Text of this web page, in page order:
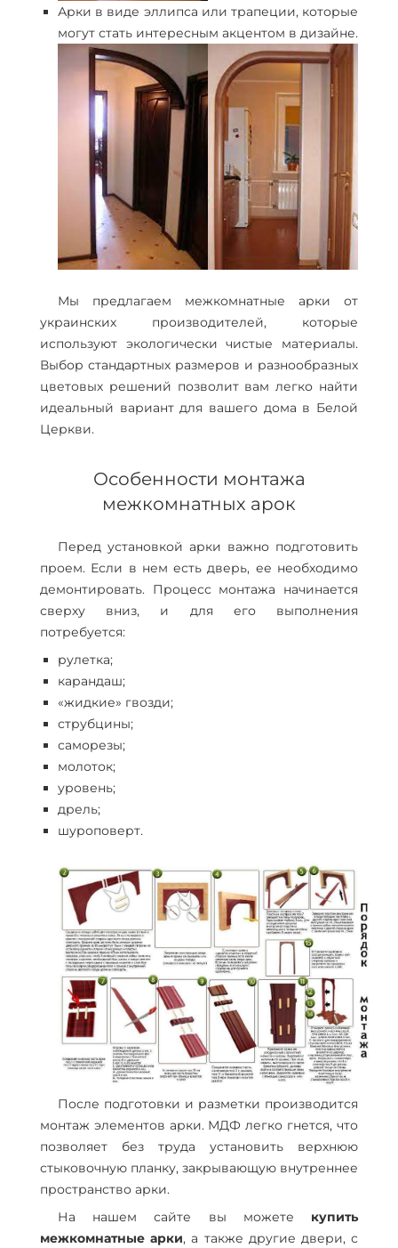
Арки в виде эллипса или трапеции, которые
могут стать интересным акцентом в дизайне.
Мы предлагаем межкомнатные арки от
украинских производителей, которые
используют экологически чистые материалы.
Выбор стандартных размеров и разнообразных
цветовых решений позволит вам легко найти
идеальный вариант для вашего дома в Белой
Церкви.
Особенности монтажа
межкомнатных арок
Перед установкой арки важно подготовить
проем. Если в нем есть дверь, ее необходимо
демонтировать. Процесс монтажа начинается
сверху вниз, и для его выполнения
потребуется:
рулетка;
карандаш;
«жидкие» гвозди;
струбцины;
саморезы;
молоток;
уровень;
дрель;
шуроповерт.
После подготовки и разметки производится
монтаж элементов арки. МДФ легко гнется, что
позволяет без труда установить верхнюю
стыковочную планку, закрывающую внутреннее
пространство арки.
На нашем сайте вы можете купить
межкомнатные арки, а также другие двери, с